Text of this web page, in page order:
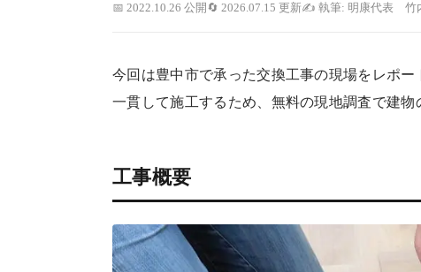
2022.10.26 公開 2026.07.15 更新 執筆: 明康代表 竹
今回は豊中市で承った交換工事の現場をレポ
一貫して施工するため、無料の現地調査で建物
工事概要